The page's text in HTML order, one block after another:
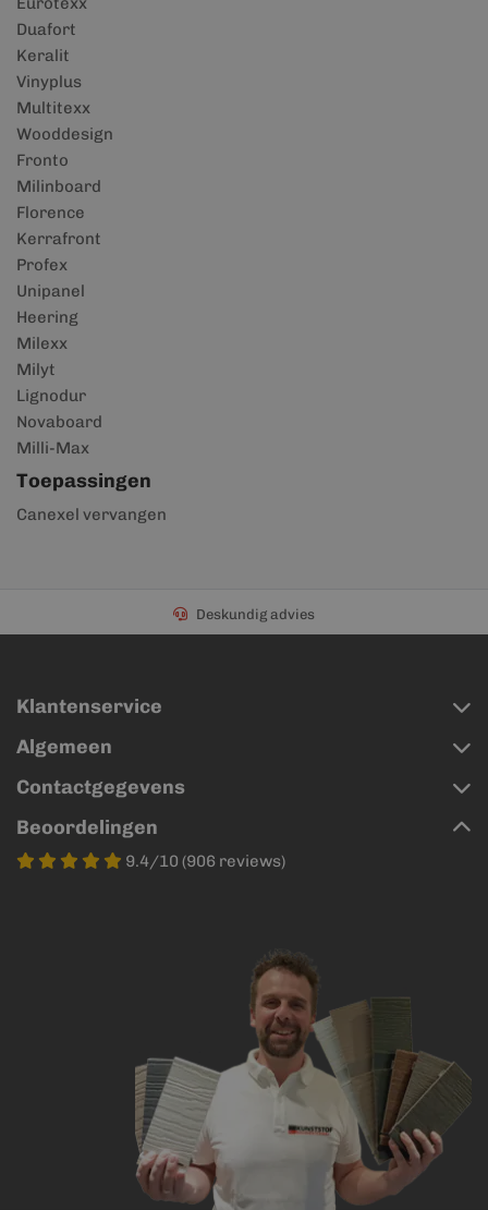
Duafort
Keralit
Vinyplus
Multitexx
Wooddesign
Fronto
Milinboard
Florence
Kerrafront
Profex
Unipanel
Heering
Milexx
Milyt
Lignodur
Novaboard
Milli-Max
Toepassingen
Canexel vervangen
Deskundig advies
Klantenservice
Algemeen
Contactgegevens
Beoordelingen
9.4/10 (906 reviews)